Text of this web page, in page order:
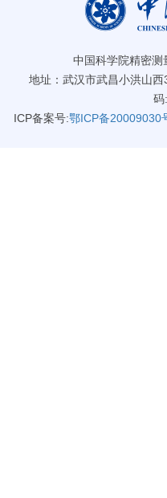
中国科学院精密测
地址：武汉市武昌小洪山
码
ICP备案号:鄂ICP备20009030